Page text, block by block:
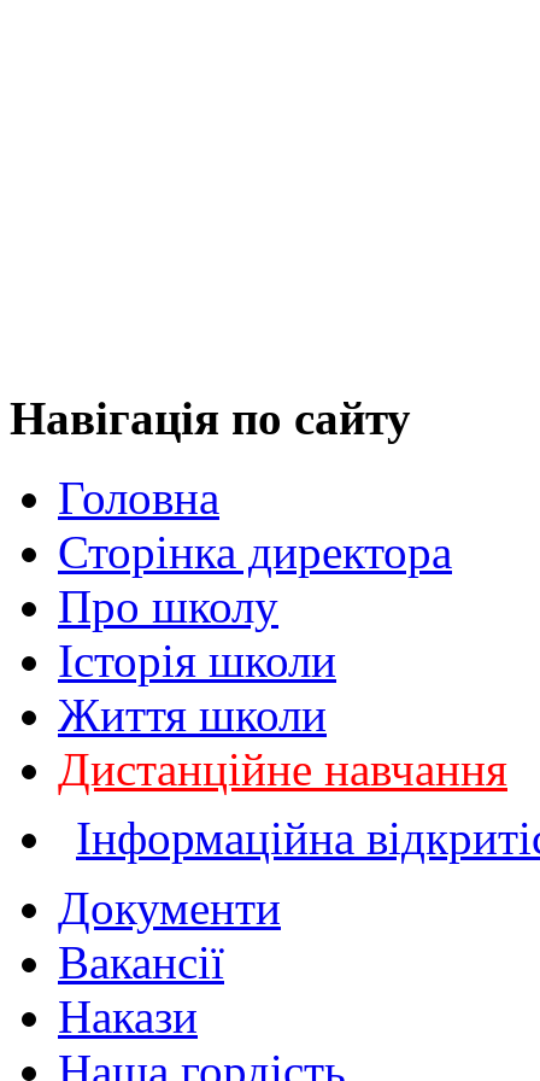
Навігація по сайту
Головна
Сторінка директора
Про школу
Історія школи
Життя школи
Дистанційне навчання
Інформаційна
Документи
Вакансії
Накази